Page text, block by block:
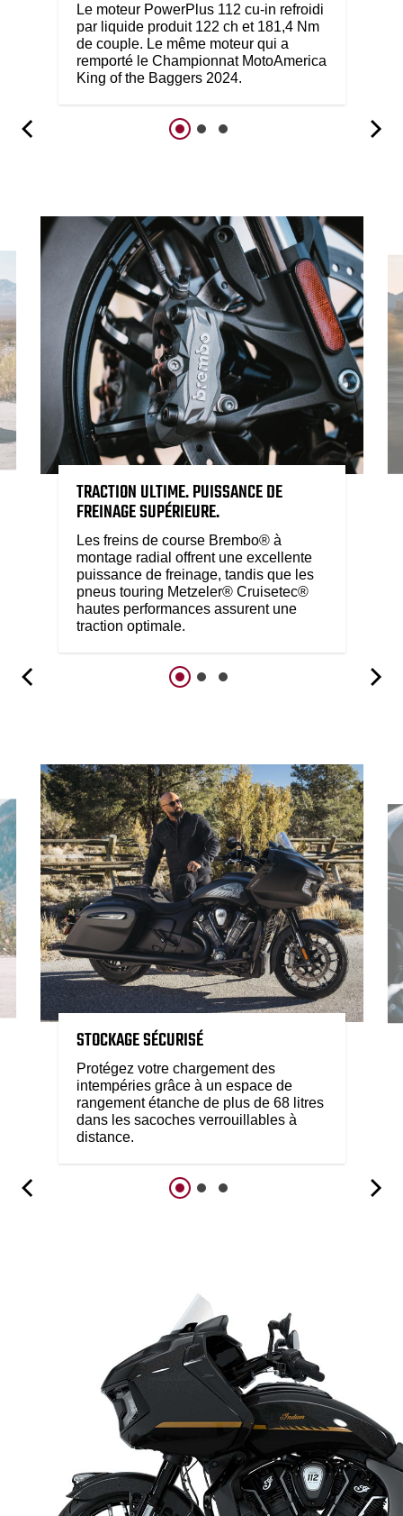
Le moteur PowerPlus 112 cu-in refroidi
par liquide produit 122 ch et 181,4 Nm
de couple. Le même moteur qui a
remporté le Championnat MotoAmerica
King of the Baggers 2024.
TRACTION ULTIME. PUISSANCE DE
FREINAGE SUPÉRIEURE.
Les freins de course Brembo® à
montage radial offrent une excellente
puissance de freinage, tandis que les
pneus touring Metzeler® Cruisetec®
hautes performances assurent une
traction optimale.
STOCKAGE SÉCURISÉ
Protégez votre chargement des
intempéries grâce à un espace de
rangement étanche de plus de 68 litres
dans les sacoches verrouillables à
distance.